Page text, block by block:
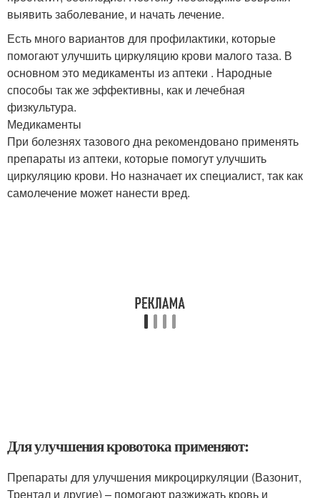
выявить заболевание, и начать лечение.
Есть много вариантов для профилактики, которые
помогают улучшить циркуляцию крови малого таза. В
основном это медикаменты из аптеки . Народные
способы так же эффективны, как и лечебная
физкультура.
Медикаменты
При болезнях тазового дна рекомендовано применять
препараты из аптеки, которые помогут улучшить
циркуляцию крови. Но назначает их специалист, так как
самолечение может нанести вред.
Для улучшения кровотока применяют:
Препараты для улучшения микроциркуляции (Вазонит,
Трентал и другие) – помогают разжижать кровь и